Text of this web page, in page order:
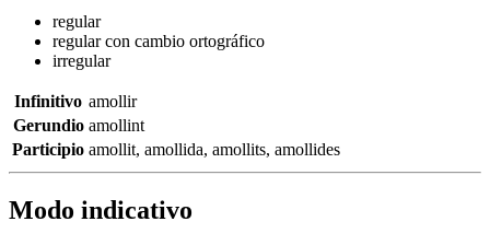
regular
regular con cambio ortográfico
irregular
Infinitivo amollir
Gerundio amollint
Participio amollit, amollida, amollits, amollides
Modo indicativo